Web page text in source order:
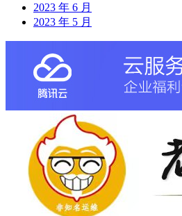
2023 年 6 月
2023 年 5 月